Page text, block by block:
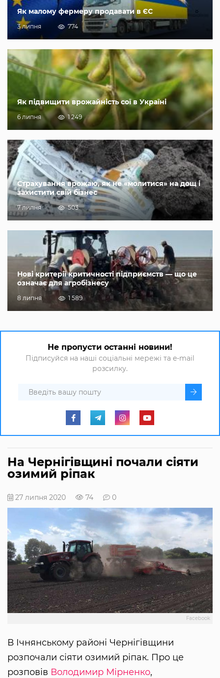
Як малому фермеру продавати в ЄС
3 липня 774
Як підвищити врожайність сої в Україні
6 липня 1 249
Страхування врожаю, як не «молитися» на дощ і
захистити свій бізнес
7 липня 503
Нові критерії критичності підприємств — що це
означає для агробізнесу
8 липня 1 589
Не пропусти останні новини!
Підписуйся на наші соціальні мережі та e-mail
розсилку.
На Чернігівщині почали сіяти
озимий ріпак
27 липня 2020 74 0
Facebook
В Ічнянському районі Чернігівщини
розпочали сіяти озимий ріпак. Про це
розповів Володимир Мірненко,